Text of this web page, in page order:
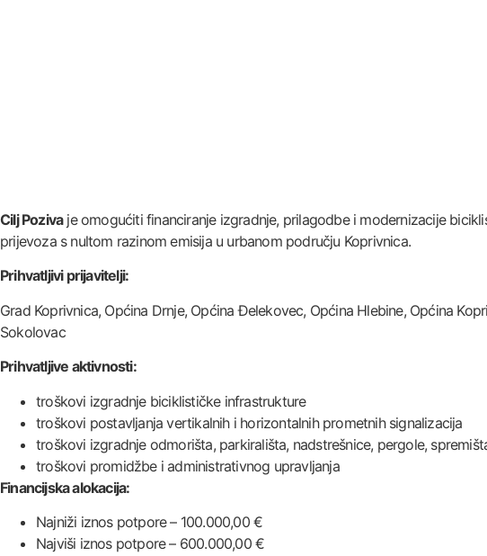
Cilj Pozivaje omogućiti financiranje izgradnje, prilagodbe i modernizacije
prijevoza s nultom razinom emisija u urbanom području Koprivnica.
Prihvatljivi prijavitelji:
Grad Koprivnica, Općina Drnje, Općina Đelekovec, Općina Hlebine, Općina
Sokolovac
Prihvatljive aktivnosti:
troškovi izgradnje biciklističke infrastrukture
troškovi postavljanja vertikalnih i horizontalnih prometnih signalizacija
troškovi izgradnje odmorišta, parkirališta, nadstrešnice, pergole,
troškovi promidžbe i administrativnog upravljanja
Financijska alokacija:
Najniži iznos potpore – 100.000,00 €
Najviši iznos potpore – 600.000,00 €